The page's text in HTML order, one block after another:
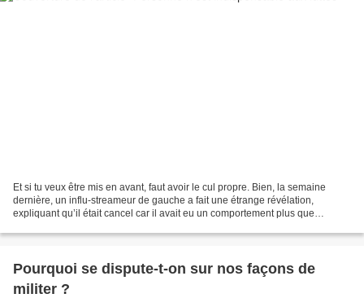
Et si tu veux être mis en avant, faut avoir le cul propre. Bien, la semaine
dernière, un influ-streameur de gauche a fait une étrange révélation,
expliquant qu’il était cancel car il avait eu un comportement plus que
Pourquoi se dispute-t-on sur nos façons de
militer ?